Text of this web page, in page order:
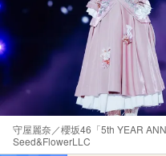
守屋麗奈／櫻坂46「5th YEAR
Seed&FlowerLLC